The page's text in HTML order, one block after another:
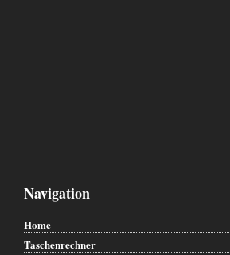
Navigation
Home
Taschenrechner